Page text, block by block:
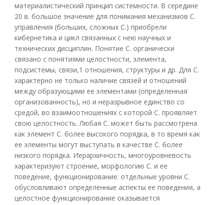
материалистический принцип системности. В середине
20 в. большое значение для понимания механизмов С.
управления (больших, сложных С.) приобрели
кибернетика и цикл связанных с нею научных и
технических дисциплин. Понятие С. органически
связано с понятиями целостности, элемента,
подсистемы, связи,1 отношения, структуры и др. Для С.
характерно не только наличие связей и отношений
между образующими ее элементами (определенная
организованность), но и неразрывное единство со
средой, во взаимоотношениях с которой С. проявляет
свою целостность. Любая С. может быть рассмотрена
как элемент С. более высокого порядка, в то время как
ее элементы могут выступать в качестве С. более
низкого порядка. Иерархичность, многоуровневость
характеризуют строение, морфологию С. и ее
поведение, функционирование: отдельные уровни С.
обусловливают определенные аспекты ее поведения, а
целостное функционирование оказывается